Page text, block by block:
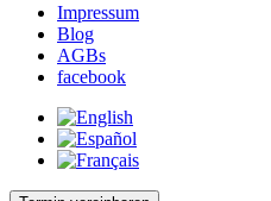
Impressum
Blog
AGBs
facebook